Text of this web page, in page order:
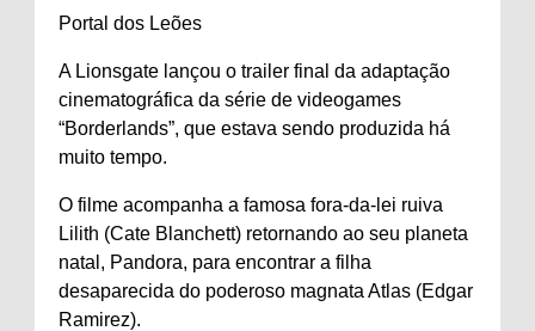
Portal dos Leões
A Lionsgate lançou o trailer final da adaptação
cinematográfica da série de videogames
“Borderlands”, que estava sendo produzida há
muito tempo.
O filme acompanha a famosa fora-da-lei ruiva
Lilith (Cate Blanchett) retornando ao seu planeta
natal, Pandora, para encontrar a filha
desaparecida do poderoso magnata Atlas (Edgar
Ramirez).